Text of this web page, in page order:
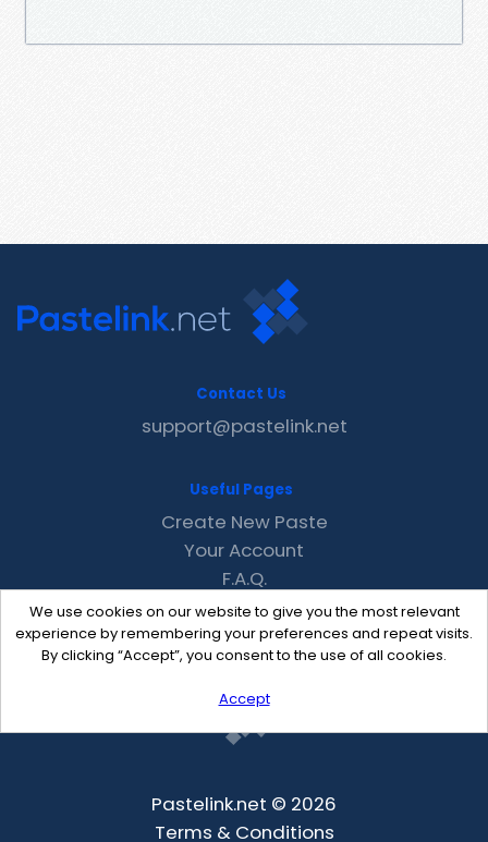
We use cookies on our website to give you the most relevant
experience by remembering your preferences and repeat visits.
By clicking “Accept”, you consent to the use of all cookies.
Accept
Contact Us
support@pastelink.net
Useful Pages
Create New Paste
Your Account
F.A.Q.
Recent
Contact
Pastelink.net © 2026
Terms & Conditions